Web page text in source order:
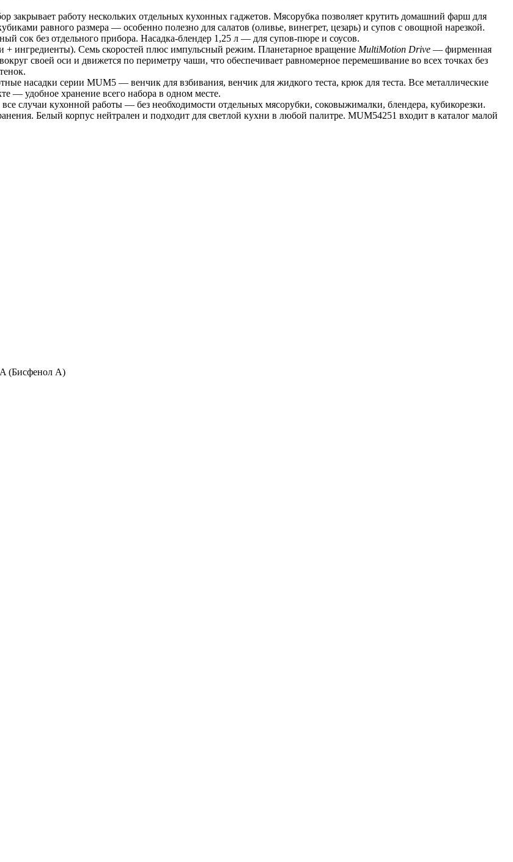
закрывает работу нескольких отдельных кухонных гаджетов. Мясорубка позволяет крутить домашний фарш для
равного размера — особенно полезно для салатов (оливье, винегрет, цезарь) и супов с овощной нарезкой.
сок без отдельного прибора. Насадка-блендер 1,25 л — для супов-пюре и соусов.
ингредиенты). Семь скоростей плюс импульсный режим. Планетарное вращение MultiMotion Drive — фирменная
своей оси и движется по периметру чаши, что обеспечивает равномерное перемешивание во всех точках без
насадки серии MUM5 — венчик для взбивания, венчик для жидкого теста, крюк для теста. Все металлические
— удобное хранение всего набора в одном месте.
случаи кухонной работы — без необходимости отдельных мясорубки, соковыжималки, блендера, кубикорезки.
Белый корпус нейтрален и подходит для светлой кухни в любой палитре. MUM54251 входит в каталог малой
(Бисфенол А)